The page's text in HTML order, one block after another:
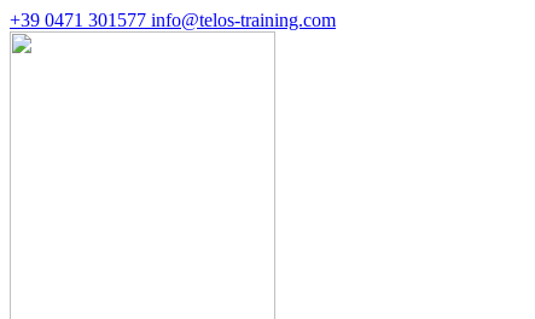
+39 0471 301577 info@telos-training.com